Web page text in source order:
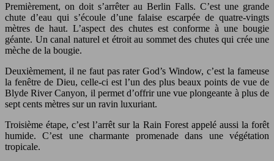
Premièrement, on doit s’arrêter au Berlin Falls. C’est une grande
chute d’eau qui s’écoule d’une falaise escarpée de quatre-vingts
mètres de haut. L’aspect des chutes est conforme à une bougie
géante. Un canal naturel et étroit au sommet des chutes qui crée une
mèche de la bougie.
Deuxièmement, il ne faut pas rater God’s Window, c’est la fameuse
la fenêtre de Dieu, celle-ci est l’un des plus beaux points de vue de
Blyde River Canyon, il permet d’offrir une vue plongeante à plus de
sept cents mètres sur un ravin luxuriant.
Troisième étape, c’est l’arrêt sur la Rain Forest appelé aussi la forêt
humide. C’est une charmante promenade dans une végétation
tropicale.